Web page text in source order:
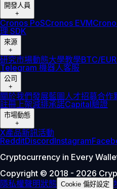
開發人員
+
Cronos PoSCronos EVM
理 SDK
來源
+
研究市場動態大學教學BTC/
Telegram 機器人客服
公司
+
關於我們發展藍圖人才招募合作
註冊 上架減排承諾Capital驗證
市場動態
+
X產品新訊活動
RedditDiscordInstagram
Cryptocurrency in Every
Copyright © 2018 - 2026
隱私權聲明狀態 Cookie 偏好設定